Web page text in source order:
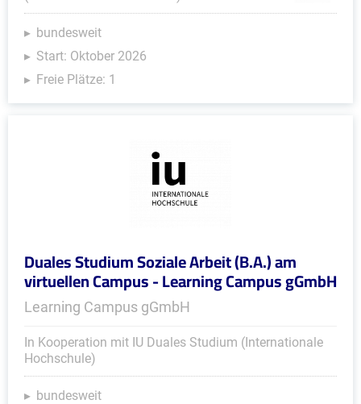
bundesweit
Start: Oktober 2026
Freie Plätze: 1
Duales Studium Soziale Arbeit (B.A.) am
virtuellen Campus - Learning Campus gGmbH
Learning Campus gGmbH
In Kooperation mit IU Duales Studium (Internationale
Hochschule)
bundesweit